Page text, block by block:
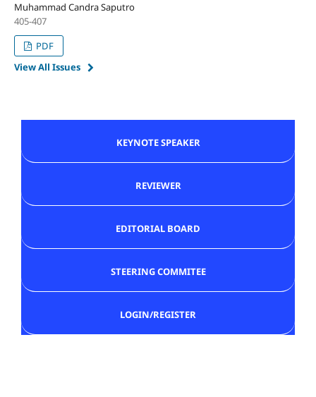
Muhammad Candra Saputro
405-407
PDF
View All Issues
KEYNOTE SPEAKER
REVIEWER
EDITORIAL BOARD
STEERING COMMITEE
LOGIN/REGISTER